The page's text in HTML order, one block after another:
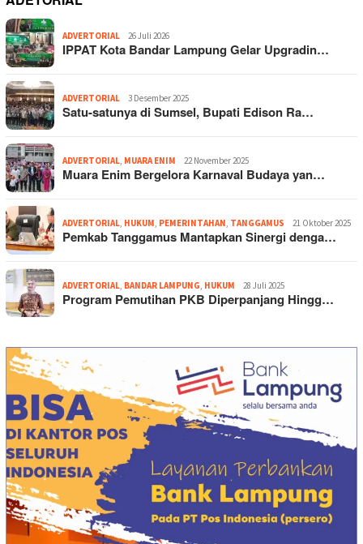
ADVERTORIAL 26 Juli 2026
IPPAT Kota Bandar Lampung Gelar Upgradin…
ADVERTORIAL 3 Desember 2025
Satu-satunya di Sumsel, Bupati Edison Ra…
ADVERTORIAL MUARA ENIM 22 November 2025
Muara Enim Bergelora Karnaval Budaya yan…
ADVERTORIAL HUKUM PEMERINTAHAN TANGGAMUS 21 Oktober 2025
Pemkab Tanggamus Mantapkan Sinergi denga…
ADVERTORIAL BANDAR LAMPUNG HUKUM 28 Juli 2025
Program Pemutihan PKB Diperpanjang Hingg…